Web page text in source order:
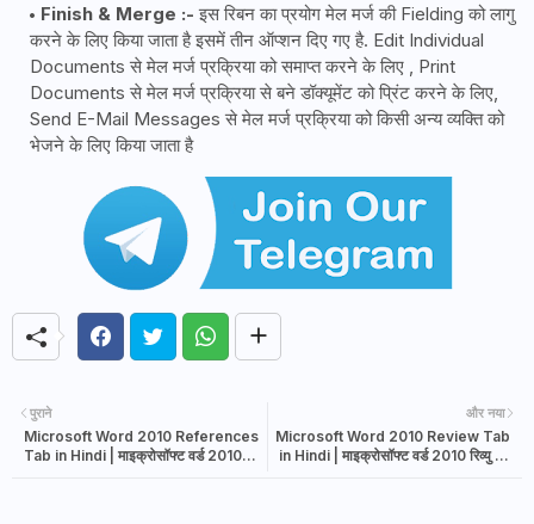
Finish & Merge :- इस रिबन का प्रयोग मेल मर्ज की Fielding को लागु
करने के लिए किया जाता है इसमें तीन ऑप्शन दिए गए है. Edit Individual
Documents से मेल मर्ज प्रक्रिया को समाप्त करने के लिए , Print
Documents से मेल मर्ज प्रक्रिया से बने डॉक्यूमेंट को प्रिंट करने के लिए,
Send E-Mail Messages से मेल मर्ज प्रक्रिया को किसी अन्य व्यक्ति को
भेजने के लिए किया जाता है
और नया
Microsoft Word 2010 Review Tab
in Hindi | माइक्रोसॉफ्ट वर्ड 2010 रिव्यु टैब
पुराने
Microsoft Word 2010 References
Tab in Hindi | माइक्रोसॉफ्ट वर्ड 2010